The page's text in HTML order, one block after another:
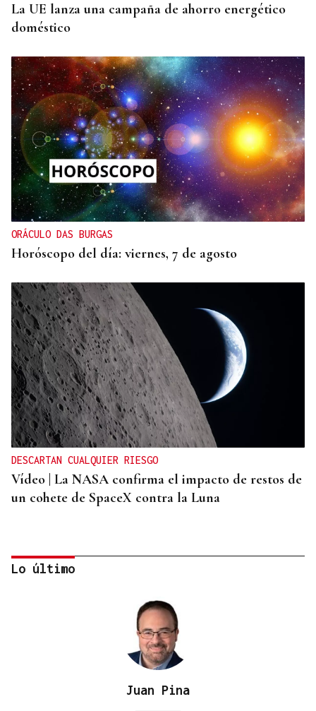
La UE lanza una campaña de ahorro energético
doméstico
ORÁCULO DAS BURGAS
Horóscopo del día: viernes, 7 de agosto
DESCARTAN CUALQUIER RIESGO
Vídeo | La NASA confirma el impacto de restos de
un cohete de SpaceX contra la Luna
Lo último
Juan Pina